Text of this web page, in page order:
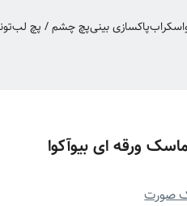
اسکرابپاکسازی بینیپچ چشم / پچ لب
صورت